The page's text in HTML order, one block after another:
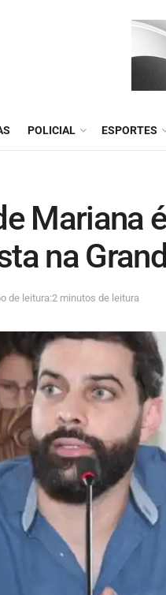
POLICIAL ESPORTES
Mariana
na
de leitura:2 minutos de leitura